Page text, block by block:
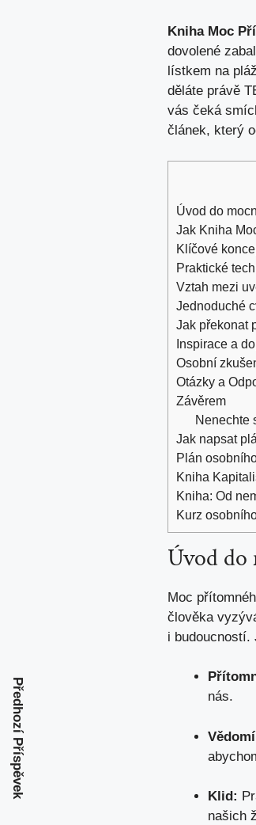
Kniha Moc
dovolené
lístkem na
děláte právě
vás čeká
článek, který
Úvod do
Jak Kniha
Klíčové
Praktické
Vztah mezi
Jednoduché
Jak překonat
Inspirace a
Osobní
Otázky a
Závěrem
Nenechte
Jak napsat
Plán
Kniha
Kniha: Od
Kurz
Úvod do
Moc
člověka
i budoucností.
nás.
Klid:
našich
Předhozí Příspěvek